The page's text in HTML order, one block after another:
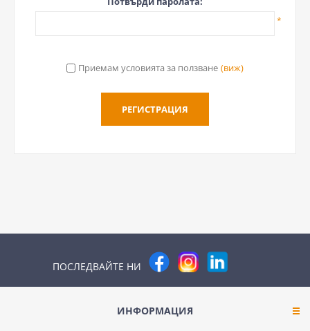
*
Приемам условията за ползване (виж)
ПОСЛЕДВАЙТЕ НИ
ИНФОРМАЦИЯ